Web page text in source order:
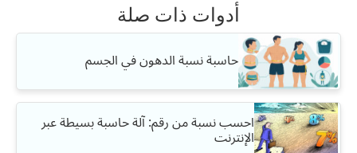
أدوات ذات صلة
حاسبة نسبة الدهون في الجسم
احسب نسبة من رقم: آلة حاسبة بسيطة عبر
الإنترنت